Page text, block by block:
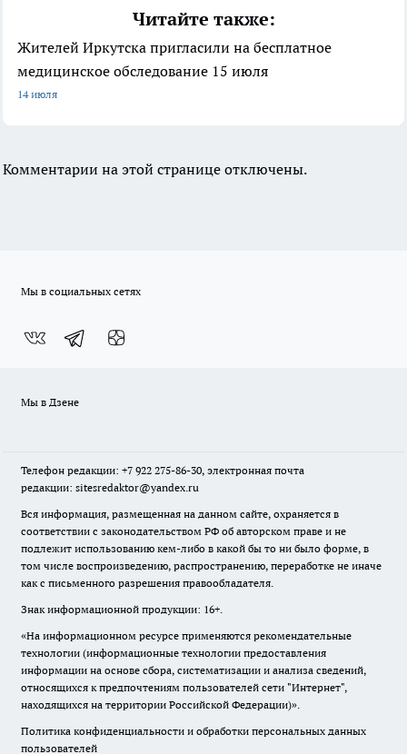
Читайте также:
Жителей Иркутска пригласили на бесплатное
медицинское обследование 15 июля
14 июля
Комментарии на этой странице отключены.
Мы в социальных сетях
Мы в Дзене
Телефон редакции: +7 922 275-86-30, электронная почта
редакции: sitesredaktor@yandex.ru
Вся информация, размещенная на данном сайте, охраняется в
соответствии с законодательством РФ об авторском праве и не
подлежит использованию кем-либо в какой бы то ни было форме, в
том числе воспроизведению, распространению, переработке не иначе
как с письменного разрешения правообладателя.
Знак информационной продукции: 16+.
«На информационном ресурсе применяются рекомендательные
технологии (информационные технологии предоставления
информации на основе сбора, систематизации и анализа сведений,
относящихся к предпочтениям пользователей сети "Интернет",
находящихся на территории Российской Федерации)».
Политика конфиденциальности и обработки персональных данных
пользователей